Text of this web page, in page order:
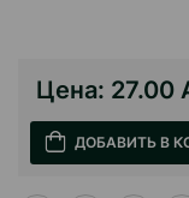
Цена: 27.00
ДОБАВИТЬ В